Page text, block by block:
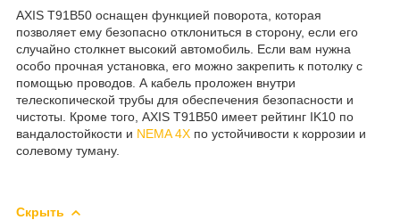
AXIS T91B50 оснащен функцией поворота, которая
позволяет ему безопасно отклониться в сторону, если его
случайно столкнет высокий автомобиль. Если вам нужна
особо прочная установка, его можно закрепить к потолку с
помощью проводов. А кабель проложен внутри
телескопической трубы для обеспечения безопасности и
чистоты. Кроме того, AXIS T91B50 имеет рейтинг IK10 по
вандалостойкости и NEMA 4X по устойчивости к коррозии и
солевому туману.
Скрыть